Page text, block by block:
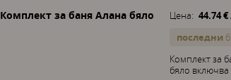
Комплект за баня Алана бяло Цена: 44.74
последни
Комплект за
бяло